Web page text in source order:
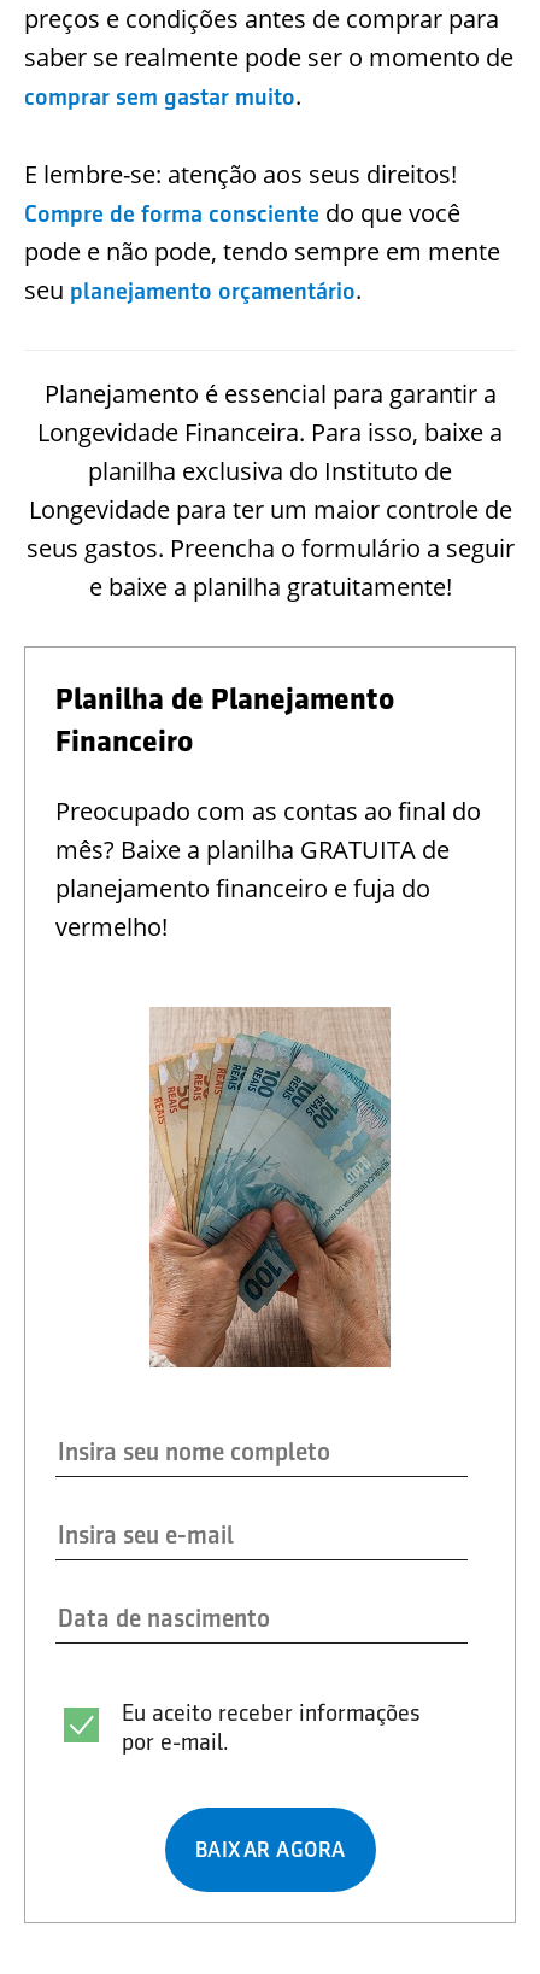
preços e condições antes de comprar para
saber se realmente pode ser o momento de
comprar sem gastar muito.
E lembre-se: atenção aos seus direitos!
Compre de forma consciente do que você
pode e não pode, tendo sempre em mente
seu planejamento orçamentário.
Planejamento é essencial para garantir a
Longevidade Financeira. Para isso, baixe a
planilha exclusiva do Instituto de
Longevidade para ter um maior controle de
seus gastos. Preencha o formulário a seguir
e baixe a planilha gratuitamente!
Planilha de Planejamento
Financeiro
Preocupado com as contas ao final do
mês? Baixe a planilha GRATUITA de
planejamento financeiro e fuja do
vermelho!
Eu aceito receber informações
por e-mail.
BAIXAR AGORA